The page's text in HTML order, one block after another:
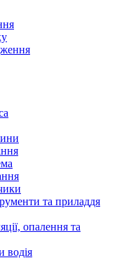
та приладдя
опалення та
водія